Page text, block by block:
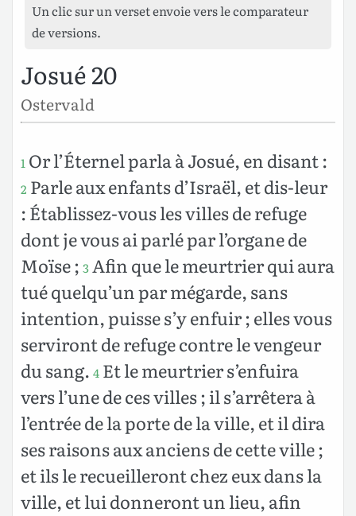
Un clic sur un verset envoie vers le comparateur
de versions.
Josué 20
Ostervald
1 Or l’Éternel parla à Josué, en disant :
2 Parle aux enfants d’Israël, et dis-leur
: Établissez-vous les villes de refuge
dont je vous ai parlé par l’organe de
Moïse ; 3Afin que le meurtrier qui aura
tué quelqu’un par mégarde, sans
intention, puisse s’y enfuir ; elles vous
serviront de refuge contre le vengeur
du sang. 4 Et le meurtrier s’enfuira
vers l’une de ces villes ; il s’arrêtera à
l’entrée de la porte de la ville, et il dira
ses raisons aux anciens de cette ville ;
et ils le recueilleront chez eux dans la
ville, et lui donneront un lieu, afin